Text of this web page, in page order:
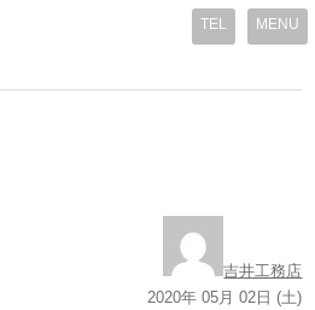
MENU
吉井工務店
2020年 05月 02日 (土)